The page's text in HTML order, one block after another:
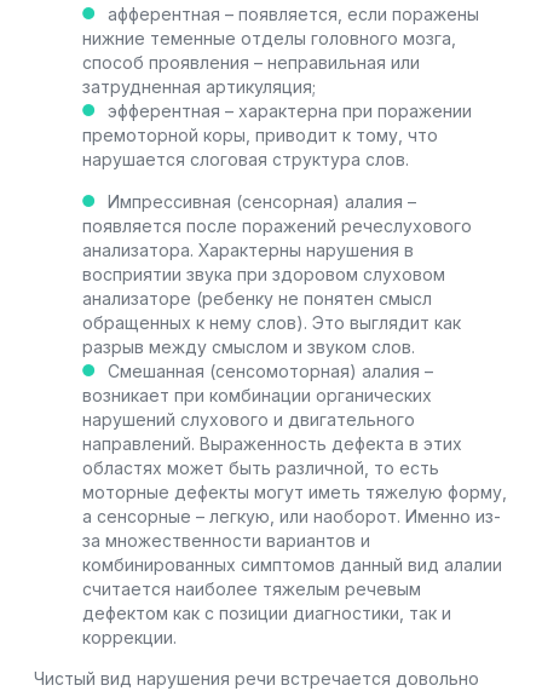
афферентная – появляется, если поражены
нижние теменные отделы головного мозга,
способ проявления – неправильная или
затрудненная артикуляция;
эфферентная – характерна при поражении
премоторной коры, приводит к тому, что
нарушается слоговая структура слов.
Импрессивная (сенсорная) алалия –
появляется после поражений речеслухового
анализатора. Характерны нарушения в
восприятии звука при здоровом слуховом
анализаторе (ребенку не понятен смысл
обращенных к нему слов). Это выглядит как
разрыв между смыслом и звуком слов.
Смешанная (сенсомоторная) алалия –
возникает при комбинации органических
нарушений слухового и двигательного
направлений. Выраженность дефекта в этих
областях может быть различной, то есть
моторные дефекты могут иметь тяжелую форму,
а сенсорные – легкую, или наоборот. Именно из-
за множественности вариантов и
комбинированных симптомов данный вид алалии
считается наиболее тяжелым речевым
дефектом как с позиции диагностики, так и
коррекции.
Чистый вид нарушения речи встречается довольно